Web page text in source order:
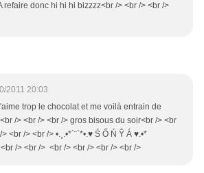
refaire donc hi hi hi bizzzz<br /> <br /> <br />
2011 20:03
trop le chocolat et me voilà entrain de
/> <br /> <br /> gros bisous du soir<br /> <br
<br /> <br /> •.¸.•*´¨`*•.♥ Ś Ő Ń Ŷ Á ♥.•*
<br /> <br /> <br /> <br /> <br /> <br />